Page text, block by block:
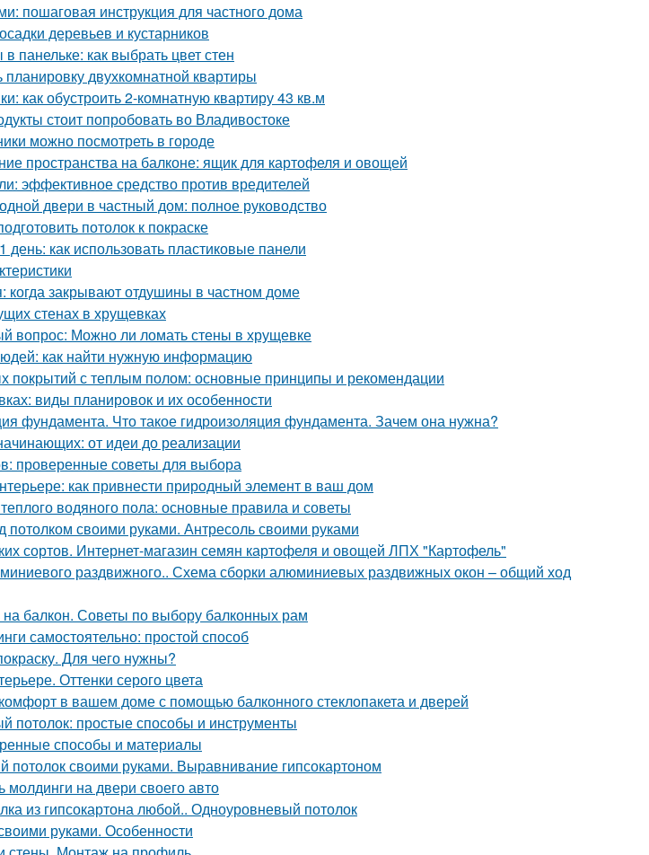
пошаговая инструкция для частного дома
деревьев и кустарников
панельке: как выбрать цвет стен
двухкомнатной квартиры
как обустроить 2-комнатную квартиру 43 кв.м
стоит попробовать во Владивостоке
можно посмотреть в городе
пространства на балконе: ящик для картофеля и овощей
эффективное средство против вредителей
двери в частный дом: полное руководство
потолок к покраске
день: как использовать пластиковые панели
когда закрывают отдушины в частном доме
стенах в хрущевках
вопрос: Можно ли ломать стены в хрущевке
как найти нужную информацию
покрытий с теплым полом: основные принципы и рекомендации
виды планировок и их особенности
фундамента. Что такое гидроизоляция фундамента. Зачем она нужна?
от идеи до реализации
проверенные советы для выбора
как привнести природный элемент в ваш дом
водяного пола: основные правила и советы
потолком своими руками. Антресоль своими руками
сортов. Интернет-магазин семян картофеля и овощей ЛПХ "Картофель"
раздвижного.. Схема сборки алюминиевых раздвижных окон – общий ход
на балкон. Советы по выбору балконных рам
самостоятельно: простой способ
Для чего нужны?
Оттенки серого цвета
в вашем доме с помощью балконного стеклопакета и дверей
потолок: простые способы и инструменты
способы и материалы
своими руками. Выравнивание гипсокартоном
молдинги на двери своего авто
из гипсокартона любой.. Одноуровневый потолок
руками. Особенности